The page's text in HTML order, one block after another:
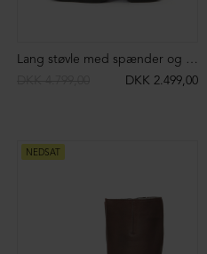
Lang støvle med spænder og lynlås
DKK 2.499,00
NEDSAT